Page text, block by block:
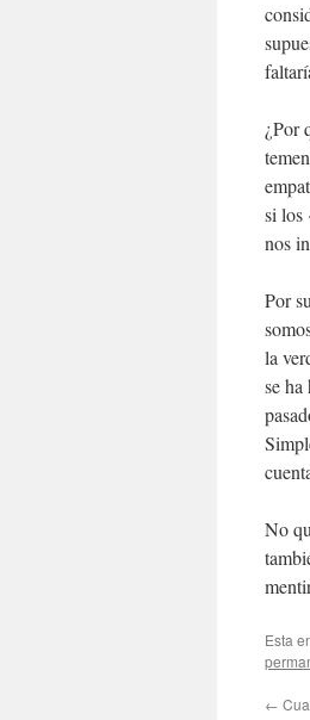
¿Por
si los
nos
Por
la
se ha
No
Esta
←